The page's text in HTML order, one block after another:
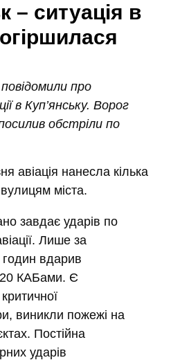
– ситуація в
про
в Куп’янську. Ворог
обстріли по
авіація нанесла кілька
міста.
завдає ударів по
Лише за
годин вдарив
КАБами. Є
виникли пожежі на
Постійна
ударів